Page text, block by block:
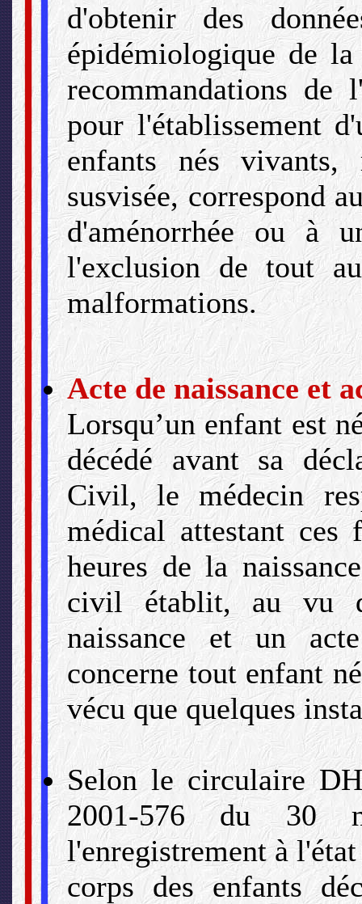
d'obtenir des
épidémiologique de
recommandations
pour l'établissement
enfants nés vivants,
susvisée, correspond
d'aménorrhée ou à
l'exclusion de tout
malformations.
Acte de naissance et
Lorsqu’un enfant est
décédé avant sa
Civil, le médecin
médical attestant ces
heures de la
civil établit, au vu
naissance et un
concerne tout enfant
vécu que quelques
Selon le circulaire
2001-576 du 30
l'enregistrement à
corps des enfants